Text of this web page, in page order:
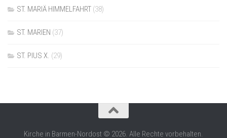
ST. MARIÄ HIMMELFAHRT (38)
ST. MARIEN (37)
ST. PIUS X. (29)
Kirche in Barmen-Nordost © 2026. Alle Rechte vorbehalten.